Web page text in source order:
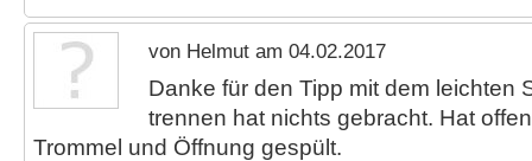
von Helmut am 04.02.2017
Danke für den Tipp mit dem leichten
trennen hat nichts gebracht. Hat
Trommel und Öffnung gespült.